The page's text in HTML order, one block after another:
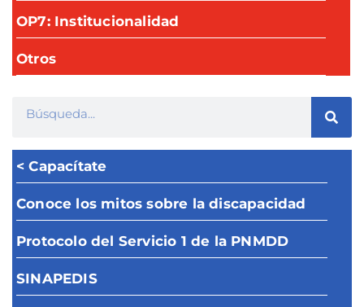
OP7: Institucionalidad
Otros
< Capacítate
Conoce los mitos sobre la discapacidad
Protocolo del Servicio 1 de la PNMDD
SINAPEDIS